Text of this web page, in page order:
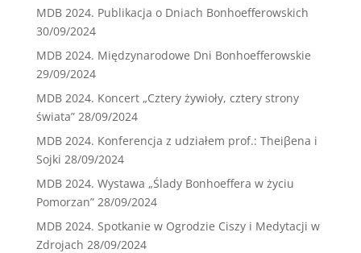
MDB 2024. Publikacja o Dniach Bonhoefferowskich
30/09/2024
MDB 2024. Międzynarodowe Dni Bonhoefferowskie
29/09/2024
MDB 2024. Koncert „Cztery żywioły, cztery strony
świata” 28/09/2024
MDB 2024. Konferencja z udziałem prof.: Theiβena i
Sojki 28/09/2024
MDB 2024. Wystawa „Ślady Bonhoeffera w życiu
Pomorzan” 28/09/2024
MDB 2024. Spotkanie w Ogrodzie Ciszy i Medytacji w
Zdrojach 28/09/2024